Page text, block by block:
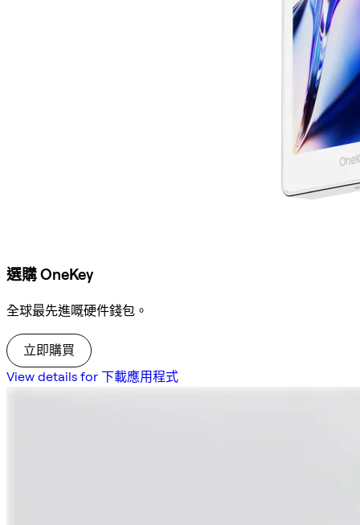
選購 OneKey
全球最先進嘅硬件錢包。
立即購買
View details for 下載應用程式